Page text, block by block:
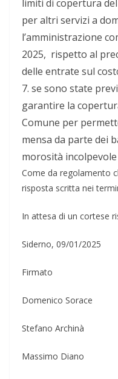
limiti di copertura
per altri servizi a
l’amministrazione
2025, rispetto al
delle entrate sul
7. se sono state
garantire la
Comune per
mensa da parte dei
morosità
Come da regolamento
risposta scritta nei
In attesa di un cortese
Siderno, 09/01/2025
Firmato
Domenico Sorace
Stefano Archinà
Massimo Diano